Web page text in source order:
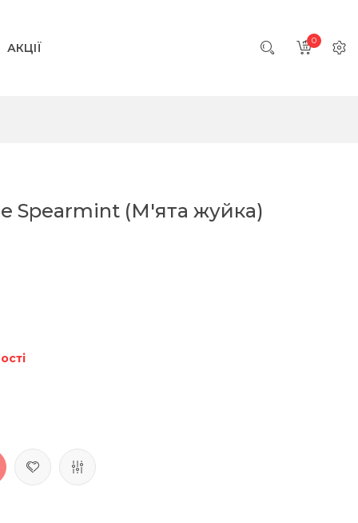
АКЦІЇ
0
️Spearmint (М'ята жуйка)